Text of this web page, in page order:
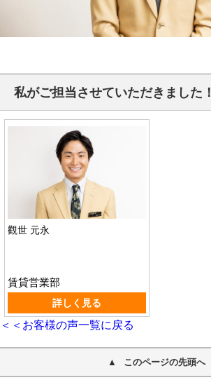
私がご担当させていただきました！
觀世 元永
賃貸営業部
詳しく見る
＜＜お客様の声一覧に戻る
このページの先頭へ